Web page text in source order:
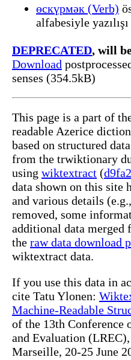
өскүрмәк (Verb)
alfabesiyle yazılışı
DEPRECATED, will
Download
senses (354.5kB)
This page is a part of
readable Azerice
based on structured
from the trwiktionary
using wiktextract (
data shown on this site
and various details
removed, some
additional data merged
the raw data download
wiktextract data.
If you use this data in
cite Tatu Ylonen:
Machine-Readable
of the 13th Conference
and Evaluation
Marseille, 20-25 June